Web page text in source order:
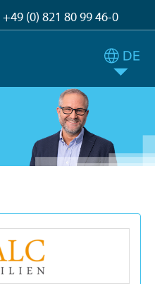
+49 (0) 821 80 99 46-0